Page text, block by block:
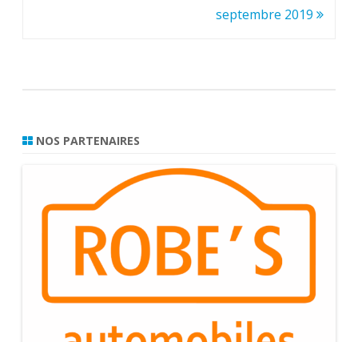
septembre 2019
NOS PARTENAIRES